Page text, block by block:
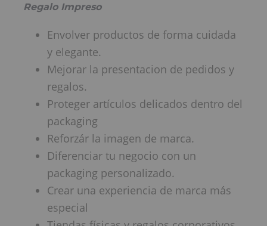
Regalo Impreso
Envolver productos de forma cuidada
y elegante.
Mejorar la presentacion de pedidos y
regalos.
Proteger artículos delicados dentro del
packaging
Reforzár la imagen de marca.
Diferenciar tu negocio con un
packaging personalizado.
Crear una experiencia de marca más
especial